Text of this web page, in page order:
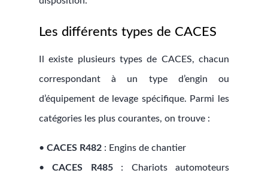
Les différents types de CACES
Il existe plusieurs types de CACES, chacun
correspondant à un type d’engin ou
d’équipement de levage spécifique. Parmi les
catégories les plus courantes, on trouve :
• CACES R482: Engins de chantier
•CACES R485: Chariots automoteurs